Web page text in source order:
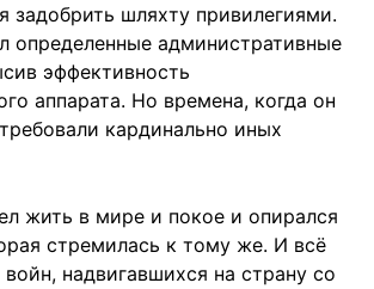
задобрить шляхту привилегиями.
определенные административные
эффективность
аппарата. Но времена, когда он
кардинально иных
жить в мире и покое и опирался
стремилась к тому же. И всё
войн, надвигавшихся на страну со